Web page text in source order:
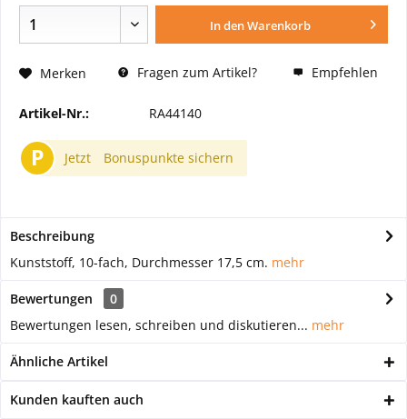
In denWarenkorb
Merken Fragen zum Artikel? Empfehlen
Artikel-Nr.: RA44140
P Jetzt Bonuspunkte sichern
Beschreibung
Kunststoff, 10-fach, Durchmesser 17,5 cm. mehr
Bewertungen
0
Bewertungen lesen, schreiben und diskutieren... mehr
Ähnliche Artikel
Kunden kauften auch